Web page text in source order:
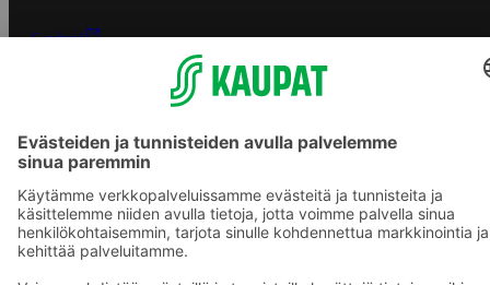
S-ryhmä
Yhteishyvä Ruoka -sovellus
Prisma.fi
Sokos.fi
Yhteishyvä
Sokos Hotels
Raflaamo